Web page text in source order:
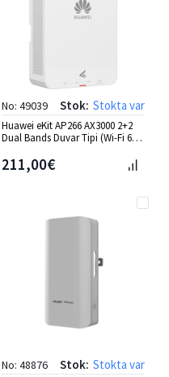
No: 49039 Stok: Stokta var
Huawei eKit AP266 AX3000 2+2
Dual Bands Duvar Tipi (Wi-Fi 6)
211,00€
No: 48876 Stok: Stokta var